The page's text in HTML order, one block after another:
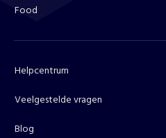
Food
Helpcentrum
Veelgestelde vragen
Blog